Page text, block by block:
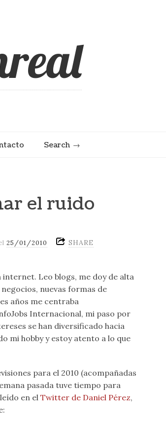
Search
el ruido
25/01/2010 SHARE
Leo blogs, me doy de alta
nuevas formas de
años me centraba
Internacional, mi paso por
se han diversificado hacia
mi hobby y estoy atento a lo que
para el 2010 (acompañadas
pasada tuve tiempo para
en el Twitter de Daniel Pérez,